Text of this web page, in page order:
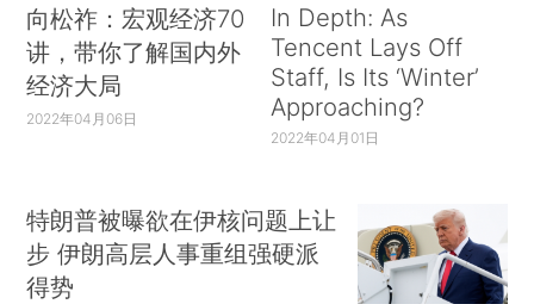
向松祚：宏观经济70
讲，带你了解国内外
经济大局
2022年04月06日
In Depth: As
Tencent Lays Off
Staff, Is Its ‘Winter’
Approaching?
2022年04月01日
特朗普被曝欲在伊核问题上让
步 伊朗高层人事重组强硬派
得势